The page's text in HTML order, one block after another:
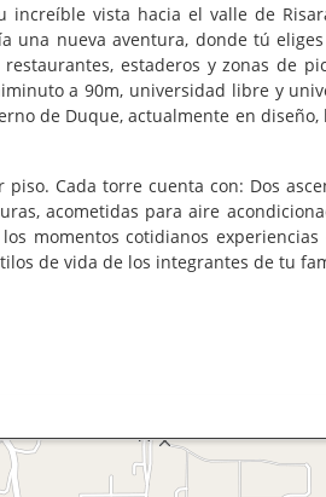
vista hacia el valle de
nueva aventura, donde tú
estaderos y zonas de
a 90m, universidad libre y
de Duque, actualmente en
Cada torre cuenta con: Dos
acometidas para aire
momentos cotidianos
de vida de los integrantes de tu